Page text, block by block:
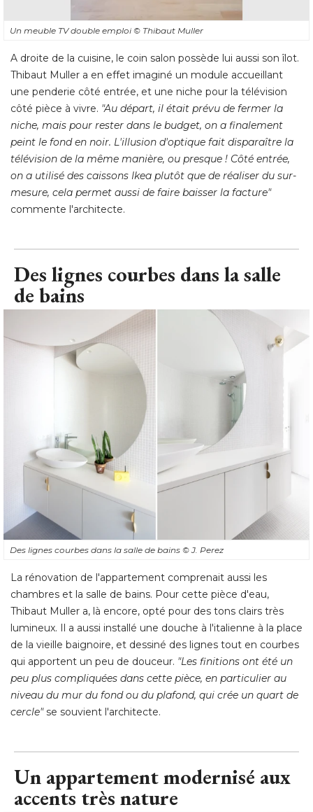
Un meuble TV double emploi © Thibaut Muller
A droite de la cuisine, le coin salon possède lui aussi son îlot.
Thibaut Muller a en effet imaginé un module accueillant
une penderie côté entrée, et une niche pour la télévision
côté pièce à vivre. "Au départ, il était prévu de fermer la
niche, mais pour rester dans le budget, on a finalement
peint le fond en noir. L'illusion d'optique fait disparaître la
télévision de la même manière, ou presque ! Côté entrée,
on a utilisé des caissons Ikea plutôt que de réaliser du sur-
mesure, cela permet aussi de faire baisser la facture"
commente l'architecte.
Des lignes courbes dans la salle
de bains
Des lignes courbes dans la salle de bains © J. Perez
La rénovation de l'appartement comprenait aussi les
chambres et la salle de bains. Pour cette pièce d'eau,
Thibaut Muller a, là encore, opté pour des tons clairs très
lumineux. Il a aussi installé une douche à l'italienne à la place
de la vieille baignoire, et dessiné des lignes tout en courbes
qui apportent un peu de douceur. "Les finitions ont été un
peu plus compliquées dans cette pièce, en particulier au
niveau du mur du fond ou du plafond, qui crée un quart de
cercle" se souvient l'architecte.
Un appartement modernisé aux
accents très nature